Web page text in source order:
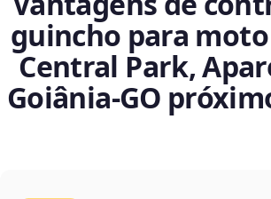
guincho para
Central Park,
Goiânia‑GO